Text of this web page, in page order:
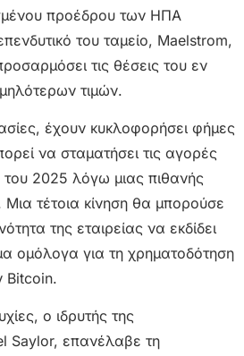
προέδρου των ΗΠΑ
του ταμείο, Maelstrom,
τις θέσεις του εν
τιμών.
έχουν κυκλοφορήσει φήμες
να σταματήσει τις αγορές
του 2025 λόγω μιας πιθανής
Μια τέτοια κίνηση θα μπορούσε
της εταιρείας να εκδίδει
ομόλογα για τη χρηματοδότηση
Bitcoin.
ο ιδρυτής της
Saylor, επανέλαβε τη